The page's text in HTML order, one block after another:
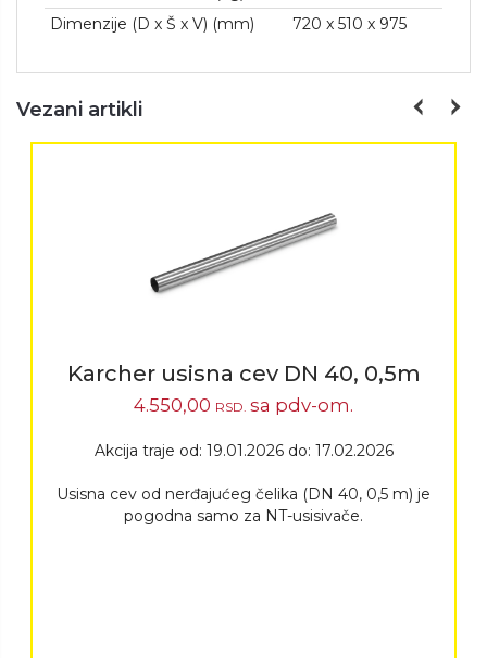
Dimenzije (D x Š x V) (mm)
720 x 510 x 975
Vezani artikli
Karcher usisna cev DN 40, 0,5m
4.550,00 RSD. sa pdv-om.
Akcija traje od: 19.01.2026 do: 17.02.2026
Usisna cev od nerđajućeg čelika (DN 40, 0,5 m) je
pogodna samo za NT-usisivače.